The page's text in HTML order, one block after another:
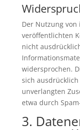
Der Nutzung
veröffentlichten
nicht
widersprochen.
sich
unverlangten
etwa durch
3.